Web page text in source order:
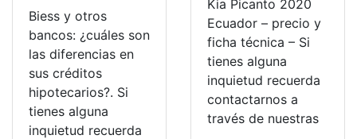
Biess y otros
bancos: ¿cuáles son
las diferencias en
sus créditos
hipotecarios?. Si
tienes alguna
inquietud recuerda
Kia Picanto 2020
Ecuador – precio y
ficha técnica – Si
tienes alguna
inquietud recuerda
contactarnos a
través de nuestras